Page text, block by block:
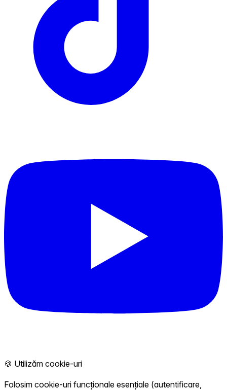
🍪 Utilizăm cookie-uri
Folosim cookie-uri funcționale esențiale (autentificare,